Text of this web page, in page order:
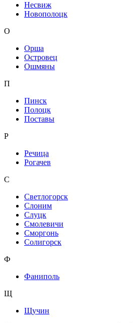
Несвиж
Новополоцк
О
Орша
Островец
Ошмяны
П
Пинск
Полоцк
Поставы
Р
Речица
Рогачев
С
Светлогорск
Слоним
Слуцк
Смолевичи
Сморгонь
Солигорск
Ф
Фаниполь
Щ
Щучин